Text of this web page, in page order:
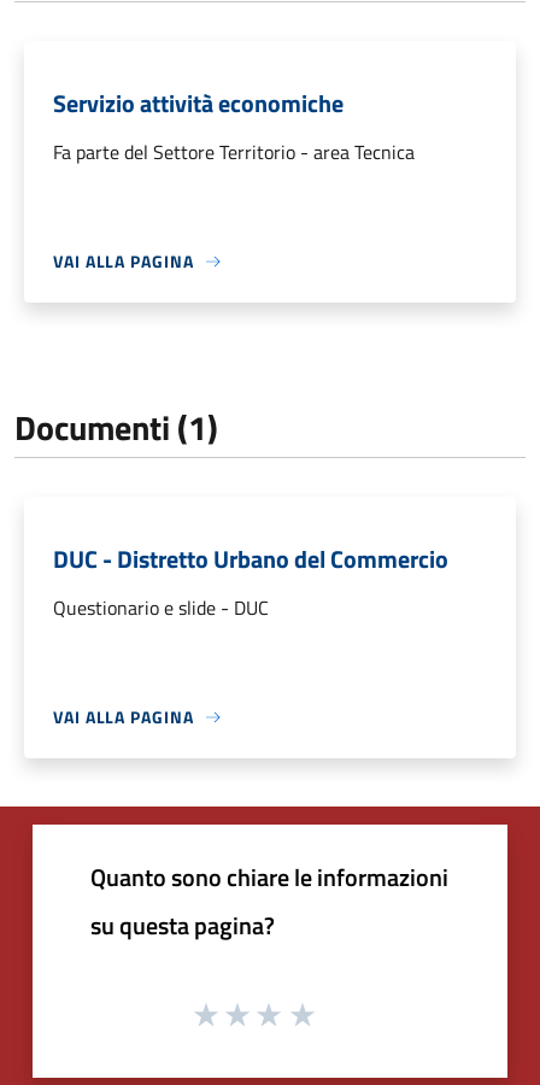
Servizio attività economiche
Fa parte del Settore Territorio - area Tecnica
VAI ALLA PAGINA
Documenti (1)
DUC - Distretto Urbano del Commercio
Questionario e slide - DUC
VAI ALLA PAGINA
Quanto sono chiare le informazioni
su questa pagina?